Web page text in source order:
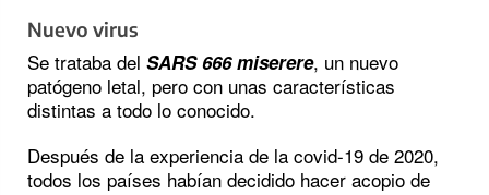
Nuevo virus
Se trataba del SARS 666 miserere, un nuevo
patógeno letal, pero con unas características
distintas a todo lo conocido.
Después de la experiencia de la covid-19 de 2020,
todos los países habían decidido hacer acopio de